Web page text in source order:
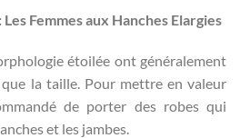
Femmes aux Hanches Elargies
étoilée ont généralement
la taille. Pour mettre en valeur
de porter des robes qui
et les jambes.